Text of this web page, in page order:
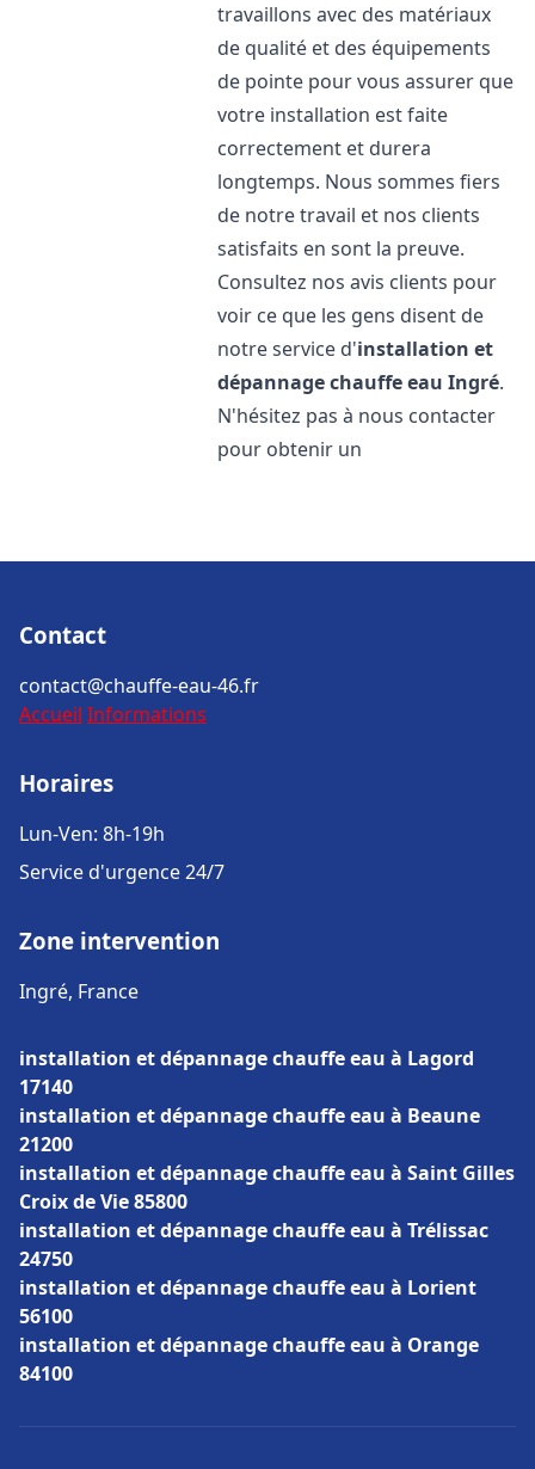
travaillons avec des matériaux
de qualité et des équipements
de pointe pour vous assurer que
votre installation est faite
correctement et durera
longtemps. Nous sommes fiers
de notre travail et nos clients
satisfaits en sont la preuve.
Consultez nos avis clients pour
voir ce que les gens disent de
notre service d'installation et
dépannage chauffe eau Ingré.
N'hésitez pas à nous contacter
pour obtenir un
Contact
contact@chauffe-eau-46.fr
Accueil Informations
Horaires
Lun-Ven: 8h-19h
Service d'urgence 24/7
Zone intervention
Ingré, France
installation et dépannage chauffe eau à Lagord
17140
installation et dépannage chauffe eau à Beaune
21200
installation et dépannage chauffe eau à Saint Gilles
Croix de Vie 85800
installation et dépannage chauffe eau à Trélissac
24750
installation et dépannage chauffe eau à Lorient
56100
installation et dépannage chauffe eau à Orange
84100